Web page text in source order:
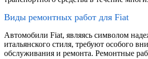
Виды ремонтных работ для Fiat
Автомобили Fiat, являясь символом
итальянского стиля, требуют особого
обслуживания и ремонта. Ремонтные